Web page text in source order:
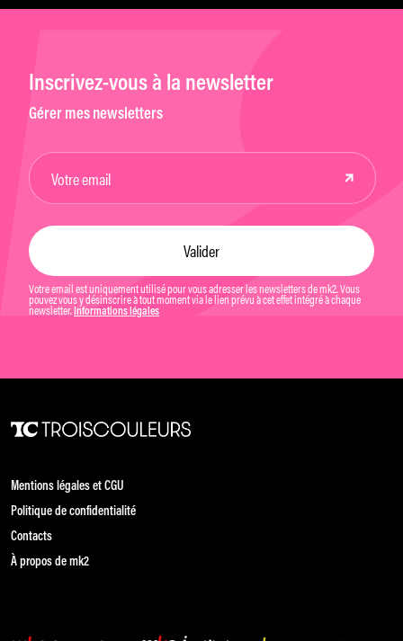
Inscrivez-vous à la newsletter
Gérer mes newsletters
Votre email est uniquement utilisé pour vous adresser les newsletters de mk2. Vous
pouvez vous y désinscrire à tout moment via le lien prévu à cet effet intégré à chaque
newsletter. Informations légales
Mentions légales et CGU
Politique de confidentialité
Contacts
À propos de mk2